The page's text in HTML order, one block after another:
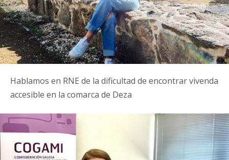
Hablamos en RNE de la dificultad de encontrar vivenda
accesible en la comarca de Deza